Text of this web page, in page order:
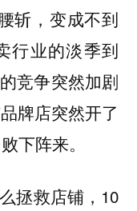
斩，变成不到
行业的淡季到
竞争突然加剧
牌店突然开了
下阵来。
拯救店铺，10